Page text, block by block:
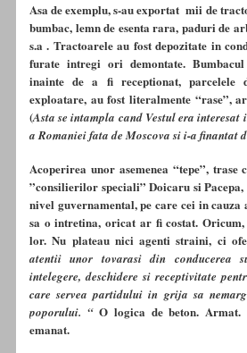
Asa de exemplu, s-au exportat mii de
bumbac, lemn de esenta rara, paduri de
s.a . Tractoarele au fost depozitate in
furate intregi ori demontate.
inainte de a fi receptionat, parcelele
exploatare, au fost literalmente “rase”,
(Asta se intampla cand Vestul era interesat
a Romaniei fata de Moscova si i-a finantat
Acoperirea unor asemenea “tepe”,
”consilierilor speciali” Doicaru si Pacepa,
nivel guvernamental, pe care cei in
sa o intretina, oricat ar fi costat.
lor. Nu plateau nici agenti straini, ci
atentii unor tovarasi din conducerea
intelegere, deschidere si receptivitate
care servea partidului in grija sa
poporului. “O logica de beton.
emanat.